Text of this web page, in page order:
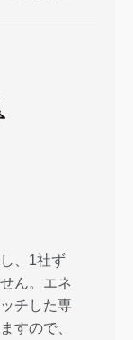
、1社ず
ん。エネ
チした専
すので、